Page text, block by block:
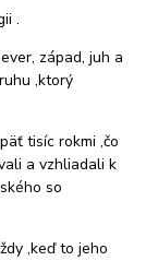
.
západ, juh a
,ktorý
tisíc rokmi ,čo
a vzhliadali k
so
,keď to jeho